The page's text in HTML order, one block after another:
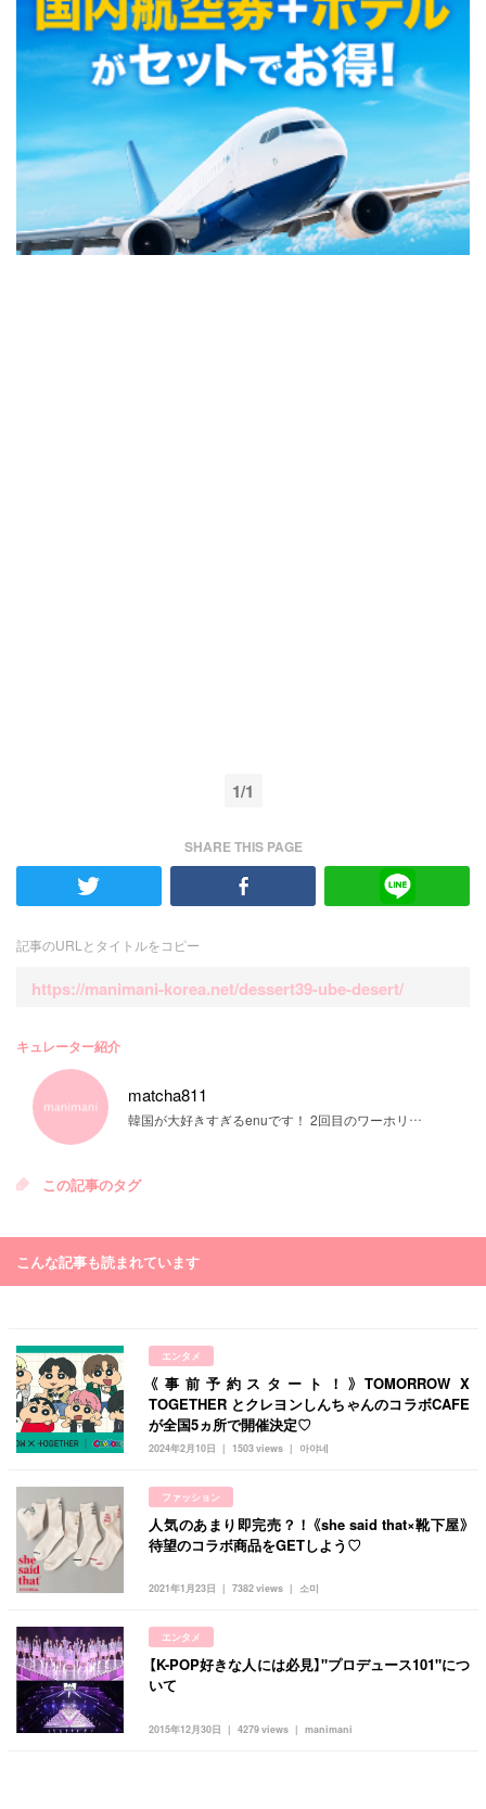
1/1
SHARE THIS PAGE
記事のURLとタイトルをコピー
https://manimani-korea.net/dessert39-ube-desert/
キュレーター紹介
matcha811
韓国が大好きすぎるenuです！ 2回目のワーホリ準備中です♡
この記事のタグ
こんな記事も読まれています
エンタメ
2024年2月10日 아야네
1503 views
《事前予約スタート！》TOMORROW X
TOGETHER とクレヨンしんちゃんのコラボCAFE
が全国5ヵ所で開催決定♡
ファッション
2021年1月23日 소미
7382 views
人気のあまり即完売？！《she said that×靴下屋》
待望のコラボ商品をGETしよう♡
エンタメ
2015年12月30日 manimani
4279 views
【K-POP好きな人には必見】"プロデュース101"につ
いて